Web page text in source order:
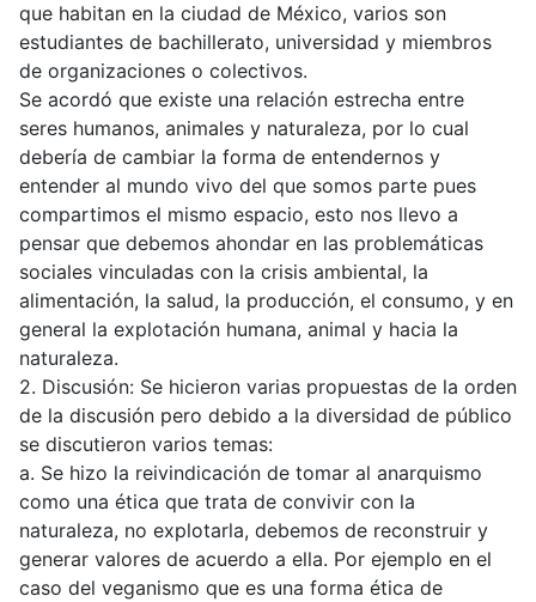
que habitan en la ciudad de México, varios son
estudiantes de bachillerato, universidad y miembros
de organizaciones o colectivos.
Se acordó que existe una relación estrecha entre
seres humanos, animales y naturaleza, por lo cual
debería de cambiar la forma de entendernos y
entender al mundo vivo del que somos parte pues
compartimos el mismo espacio, esto nos llevo a
pensar que debemos ahondar en las problemáticas
sociales vinculadas con la crisis ambiental, la
alimentación, la salud, la producción, el consumo, y en
general la explotación humana, animal y hacia la
naturaleza.
2. Discusión: Se hicieron varias propuestas de la orden
de la discusión pero debido a la diversidad de público
se discutieron varios temas:
a. Se hizo la reivindicación de tomar al anarquismo
como una ética que trata de convivir con la
naturaleza, no explotarla, debemos de reconstruir y
generar valores de acuerdo a ella. Por ejemplo en el
caso del veganismo que es una forma ética de